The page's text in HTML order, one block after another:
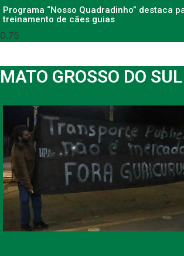
Programa “Nosso Quadradinho” destaca
treinamento de cães guias
MATO GROSSO DO SUL